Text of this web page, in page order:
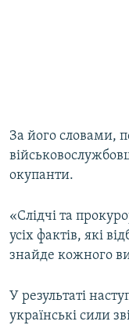
За його словами,
окупанти.
«Слідчі та
усіх фактів, які
знайде кожного
У результаті
українські сили